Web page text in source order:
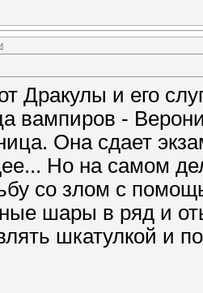
Дракулы и его
вампиров -
Она сдает
Но на самом
со злом с
шары в ряд и
шкатулкой и